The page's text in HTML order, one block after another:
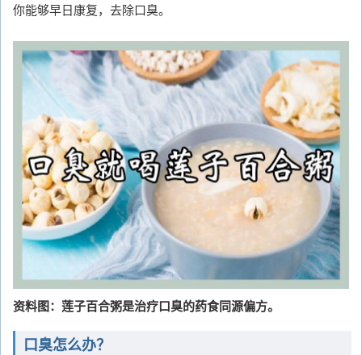
你能够早日康复，去除口臭。
资料图：莲子百合粥是治疗口臭的药食同源偏方。
口臭怎么办？